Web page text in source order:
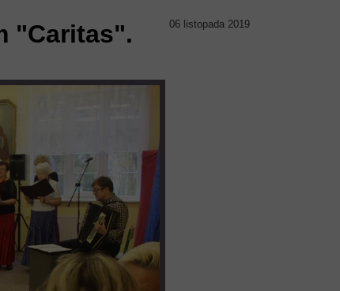
06 listopada 2019
"Caritas".